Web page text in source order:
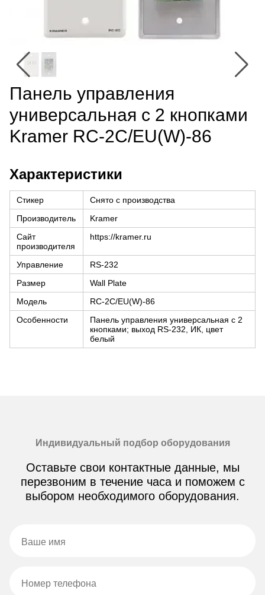
Панель управления
универсальная с 2 кнопками
Kramer RC-2C/EU(W)-86
Характеристики
Стикер
Снято с производства
Производитель
Kramer
Сайт
производителя
https://kramer.ru
Управление
RS-232
Размер
Wall Plate
Модель
RC-2C/EU(W)-86
Особенности
Панель управления универсальная с 2
кнопками; выход RS-232, ИК, цвет
белый
Индивидуальный подбор оборудования
Оставьте свои контактные данные, мы
перезвоним в течение часа и поможем с
выбором необходимого оборудования.